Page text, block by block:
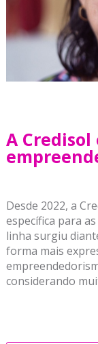
A Credisol
Desde 2022, a
específica para
linha surgiu
forma mais
considerando